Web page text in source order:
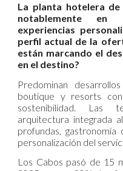
La planta hotelera de
notablemente en
experiencias
perfil actual de la
están marcando el
en el destino?
Predominan
boutique y resorts
sostenibilidad. Las
arquitectura integrada
profundas,
personalización del
Los Cabos pasó de 15